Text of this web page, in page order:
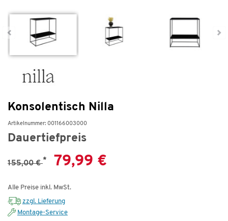
Konsolentisch Nilla
Artikelnummer: 001166003000
Dauertiefpreis
155,00 €* 79,99 €
Alle Preise inkl. MwSt.
zzgl. Lieferung
Montage-Service